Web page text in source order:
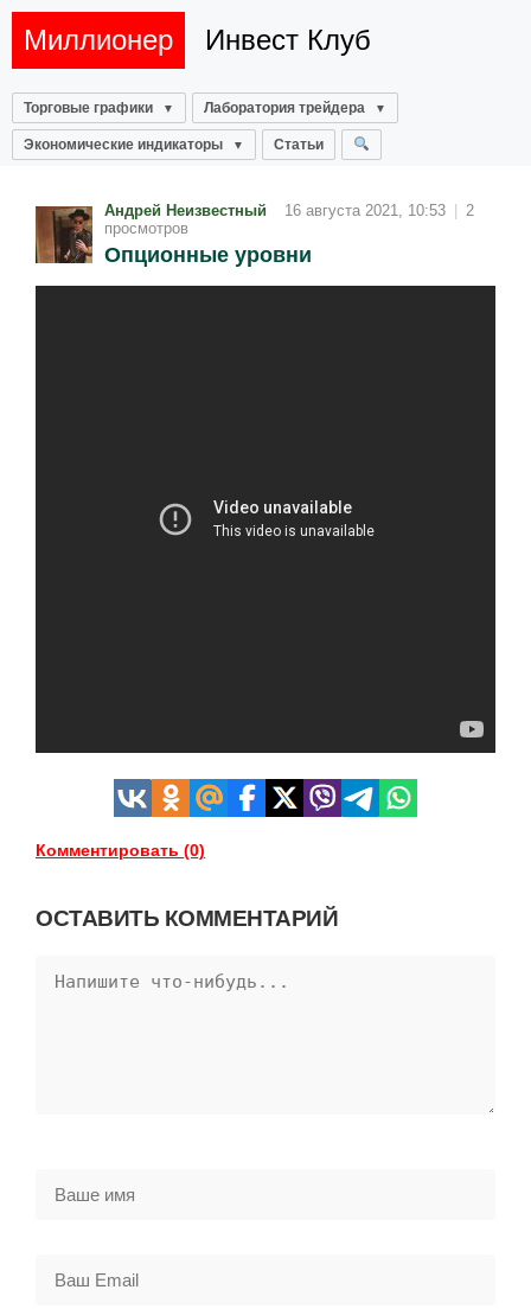
Миллионер Инвест Клуб
Торговые графики Лаборатория трейдера
Экономические индикаторы Статьи
Андрей Неизвестный 16 августа 2021, 10:53
2
просмотров
Опционные уровни
Комментировать (0)
ОСТАВИТЬ КОММЕНТАРИЙ